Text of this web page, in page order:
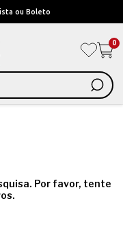
ou Boleto
0
Por favor, tente